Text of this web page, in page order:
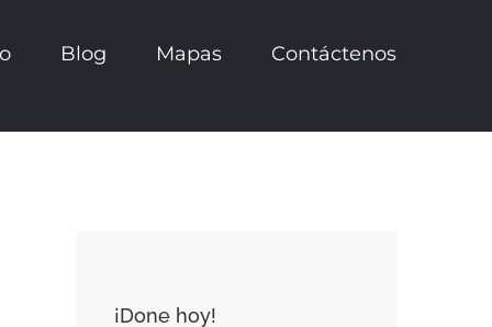
Blog Mapas Contáctenos
¡Done hoy!